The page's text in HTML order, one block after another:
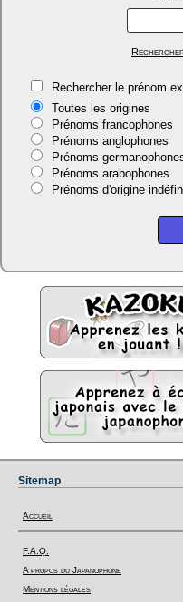
Rechercher le prénom
Toutes les origines
Prénoms francophones
Prénoms anglophones
Prénoms
Prénoms arabophones
Prénoms d'origine
Sitemap
Accueil
F.A.Q.
A propos du Japanophone
Mentions légales